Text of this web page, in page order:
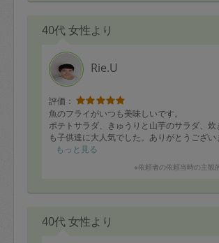
40代 女性より
Rie.U
評価：
魚のフライがいつも美味しいです。
ポテトサラダ、きゅうりと山芋のサラダ、炊
も子供達に大人気でした。ありがとうござい
もっと見る
※依頼者の依頼当時の主観
40代 女性より